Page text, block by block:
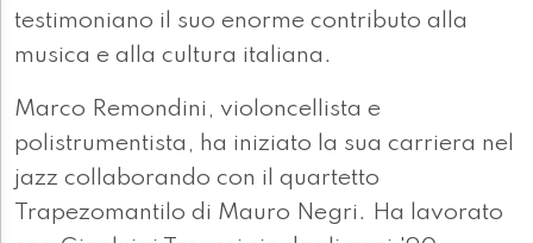
testimoniano il suo enorme contributo alla
musica e alla cultura italiana.
Marco Remondini, violoncellista e
polistrumentista, ha iniziato la sua carriera nel
jazz collaborando con il quartetto
Trapezomantilo di Mauro Negri. Ha lavorato